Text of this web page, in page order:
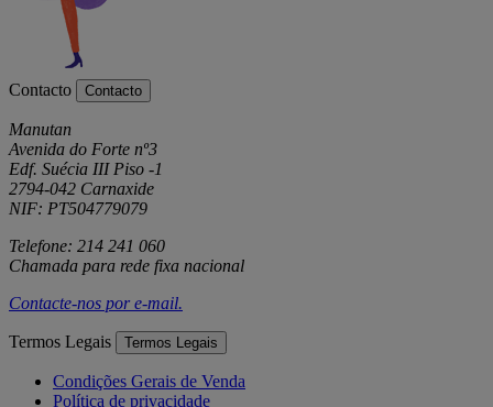
Contacto Contacto
Manutan
Avenida do Forte nº3
Edf. Suécia III Piso -1
2794-042 Carnaxide
NIF: PT504779079
Telefone: 214 241 060
Chamada para rede fixa nacional
Contacte-nos pore-mail.
Termos Legais Termos Legais
Condições Gerais de Venda
Política de privacidade